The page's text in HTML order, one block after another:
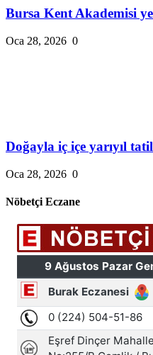
Bursa Kent Akademisi
Oca 28, 2026 0
Doğayla iç içe yarıyıl
Oca 28, 2026 0
Nöbetçi Eczane